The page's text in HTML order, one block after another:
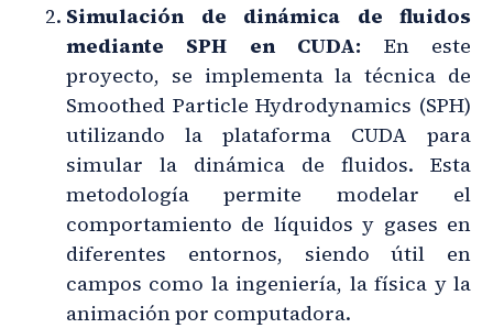
Simulación de dinámica de fluidos
mediante SPH en CUDA: En este
proyecto, se implementa la técnica de
Smoothed Particle Hydrodynamics (SPH)
utilizando la plataforma CUDA para
simular la dinámica de fluidos. Esta
metodología permite modelar el
comportamiento de líquidos y gases en
diferentes entornos, siendo útil en
campos como la ingeniería, la física y la
animación por computadora.